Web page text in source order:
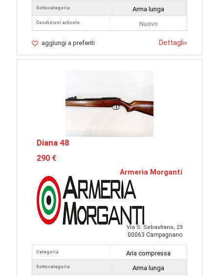
Sottocategoria
Condizioni articolo
Arma lunga
Nuovo
aggiungi a preferiti Dettagli»
Diana 48
290 €
Armeria Morganti
Via S. Sebastiano, 23
00063 Campagnano
Categoria
Sottocategoria
Aria compressa
Arma lunga